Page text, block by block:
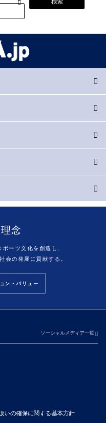
念
ーツ文化を創造し、
会の発展に貢献する。
ン・バリュー
ソーシャルメディア一覧
いの確保に関する基本方針